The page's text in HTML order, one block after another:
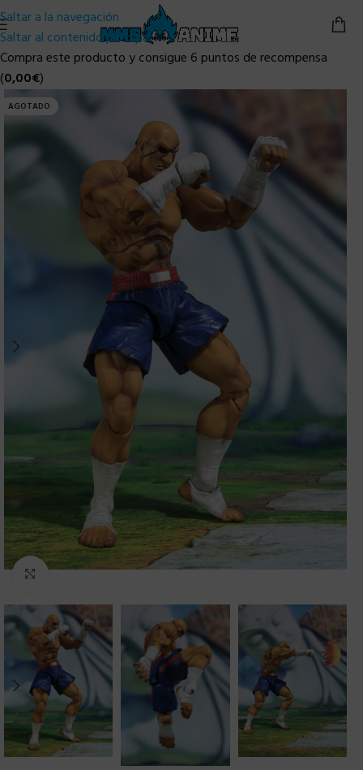
Saltar a la navegación
Saltar al contenido principal
Compra este producto y consigue 6 puntos de recompensa
(0,00€)
AGOTADO
Clic para ampliar